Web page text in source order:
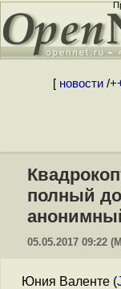
[ новости/
полный
05.05.2017 09:22
Юния Валенте (